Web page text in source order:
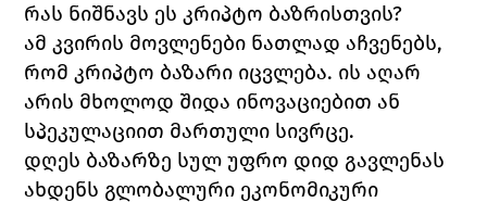
რას ნიშნავს ეს კრიპტო ბაზრისთვის?
ამ კვირის მოვლენები ნათლად აჩვენებს,
რომ კრიპტო ბაზარი იცვლება. ის აღარ
არის მხოლოდ შიდა ინოვაციებით ან
სპეკულაციით მართული სივრცე.
დღეს ბაზარზე სულ უფრო დიდ გავლენას
ახდენს გლობალური ეკონომიკური